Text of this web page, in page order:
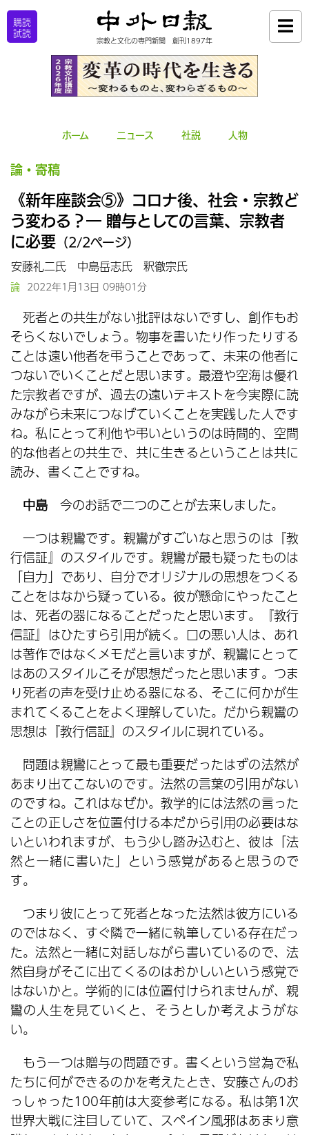
購読
試読
宗教と文化の専門新聞 創刊1897年
ホーム ニュース 社説 人物
論・寄稿
《新年座談会⑤》コロナ後、社会・宗教ど
う変わる？― 贈与としての言葉、宗教者
に必要 （2/2ページ）
安藤礼二氏 中島岳志氏 釈徹宗氏
論 2022年1月13日 09時01分
死者との共生がない批評はないですし、創作もお
そらくないでしょう。物事を書いたり作ったりする
ことは遠い他者を弔うことであって、未来の他者に
つないでいくことだと思います。最澄や空海は優れ
た宗教者ですが、過去の遠いテキストを今実際に読
みながら未来につなげていくことを実践した人です
ね。私にとって利他や弔いというのは時間的、空間
的な他者との共生で、共に生きるということは共に
読み、書くことですね。
中島 今のお話で二つのことが去来しました。
一つは親鸞です。親鸞がすごいなと思うのは『教
行信証』のスタイルです。親鸞が最も疑ったものは
「自力」であり、自分でオリジナルの思想をつくる
ことをはなから疑っている。彼が懸命にやったこと
は、死者の器になることだったと思います。『教行
信証』はひたすら引用が続く。口の悪い人は、あれ
は著作ではなくメモだと言いますが、親鸞にとって
はあのスタイルこそが思想だったと思います。つま
り死者の声を受け止める器になる、そこに何かが生
まれてくることをよく理解していた。だから親鸞の
思想は『教行信証』のスタイルに現れている。
問題は親鸞にとって最も重要だったはずの法然が
あまり出てこないのです。法然の言葉の引用がない
のですね。これはなぜか。教学的には法然の言った
ことの正しさを位置付ける本だから引用の必要はな
いといわれますが、もう少し踏み込むと、彼は「法
然と一緒に書いた」という感覚があると思うので
す。
つまり彼にとって死者となった法然は彼方にいる
のではなく、すぐ隣で一緒に執筆している存在だっ
た。法然と一緒に対話しながら書いているので、法
然自身がそこに出てくるのはおかしいという感覚で
はないかと。学術的には位置付けられませんが、親
鸞の人生を見ていくと、そうとしか考えようがな
い。
もう一つは贈与の問題です。書くという営為で私
たちに何ができるのかを考えたとき、安藤さんのお
っしゃった100年前は大変参考になる。私は第1次
世界大戦に注目していて、スペイン風邪はあまり意